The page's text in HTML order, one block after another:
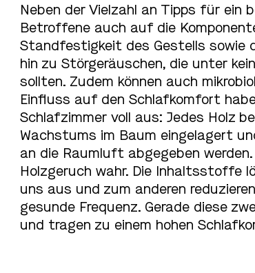
Neben der Vielzahl an Tipps für ein
Betroffene auch auf die
Standfestigkeit des Gestells sowie
hin zu Störgeräuschen, die unter
sollten. Zudem können auch
Einfluss auf den Schlafkomfort
Schlafzimmer voll aus: Jedes Holz
Wachstums im Baum eingelagert
an die Raumluft abgegeben
Holzgeruch wahr. Die Inhaltsstoffe
uns aus und zum anderen
gesunde Frequenz. Gerade diese
und tragen zu einem hohen